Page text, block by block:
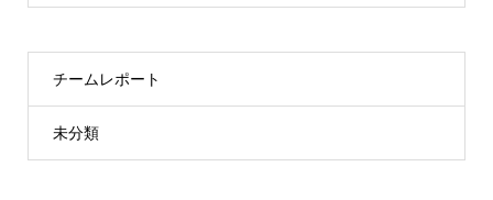
チームレポート
未分類